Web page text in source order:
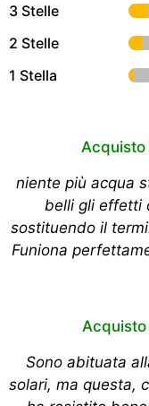
3 Stelle
2 Stelle
1 Stella
niente più acqua
belli gli effetti
sostituendo il
Funiona
Sono abituata
solari, ma questa,